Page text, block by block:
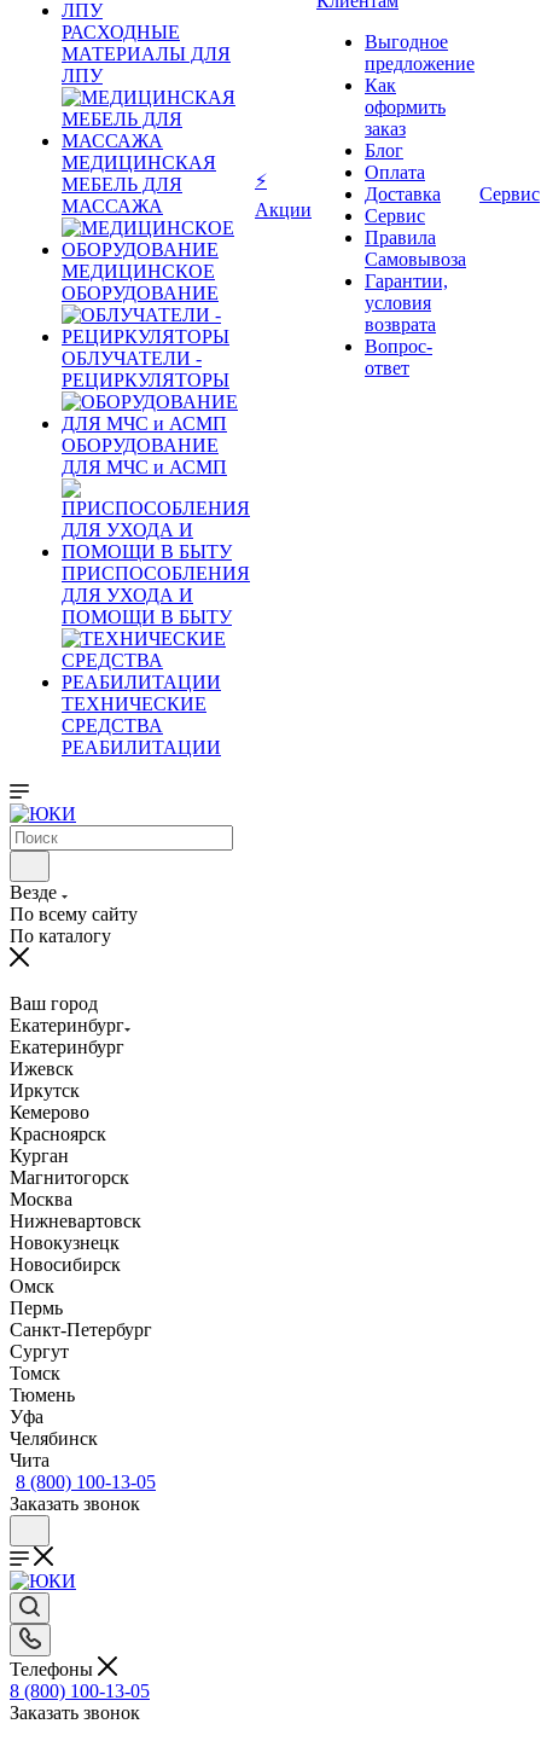
РАСХОДНЫЕ
МАТЕРИАЛЫ ДЛЯ
ЛПУ
МЕДИЦИНСКАЯ
МЕБЕЛЬ ДЛЯ
МАССАЖА
МЕДИЦИНСКОЕ
ОБОРУДОВАНИЕ
ОБЛУЧАТЕЛИ -
РЕЦИРКУЛЯТОРЫ
ОБОРУДОВАНИЕ
ДЛЯ МЧС и АСМП
ПРИСПОСОБЛЕНИЯ
ДЛЯ УХОДА И
ПОМОЩИ В БЫТУ
ТЕХНИЧЕСКИЕ
СРЕДСТВА
РЕАБИЛИТАЦИИ
⚡
Акции
Выгодное
предложение
Как
оформить
заказ
Блог
Оплата
Доставка
Сервис
Правила
Самовывоза
Гарантии,
условия
возврата
Вопрос-
ответ
Сервис
Везде
По всему сайту
По каталогу
Ваш город
Екатеринбург
Екатеринбург
Ижевск
Иркутск
Кемерово
Красноярск
Курган
Магнитогорск
Москва
Нижневартовск
Новокузнецк
Новосибирск
Омск
Пермь
Санкт-Петербург
Сургут
Томск
Тюмень
Уфа
Челябинск
Чита
8 (800) 100-13-05
Заказать звонок
Телефоны
8 (800) 100-13-05
Заказать звонок